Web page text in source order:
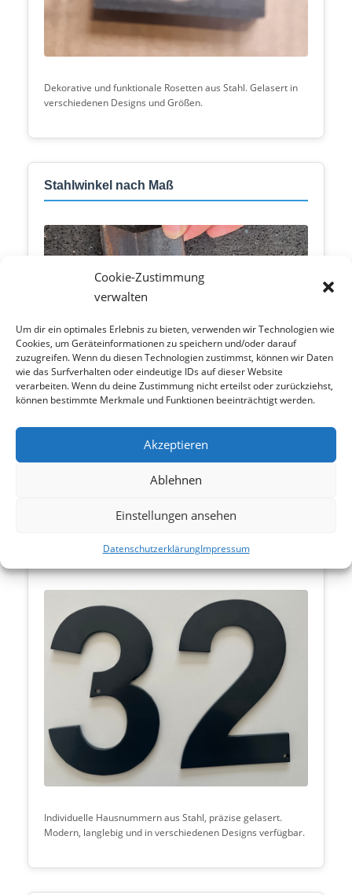
Cookie-Zustimmung
verwalten
Um dir ein optimales Erlebnis zu bieten, verwenden wir Technologien wie
Cookies, um Geräteinformationen zu speichern und/oder darauf
zuzugreifen. Wenn du diesen Technologien zustimmst, können wir Daten
wie das Surfverhalten oder eindeutige IDs auf dieser Website
verarbeiten. Wenn du deine Zustimmung nicht erteilst oder zurückziehst,
können bestimmte Merkmale und Funktionen beeinträchtigt werden.
Akzeptieren
Ablehnen
Einstellungen ansehen
DatenschutzerklärungImpressum
Dekorative und funktionale Rosetten aus Stahl. Gelasert in
verschiedenen Designs und Größen.
Stahlwinkel nach Maß
Individuelle Stahlwinkel, präzise gelasert nach Ihren Maßen.
Hausnummer
Individuelle Hausnummern aus Stahl, präzise gelasert.
Modern, langlebig und in verschiedenen Designs verfügbar.